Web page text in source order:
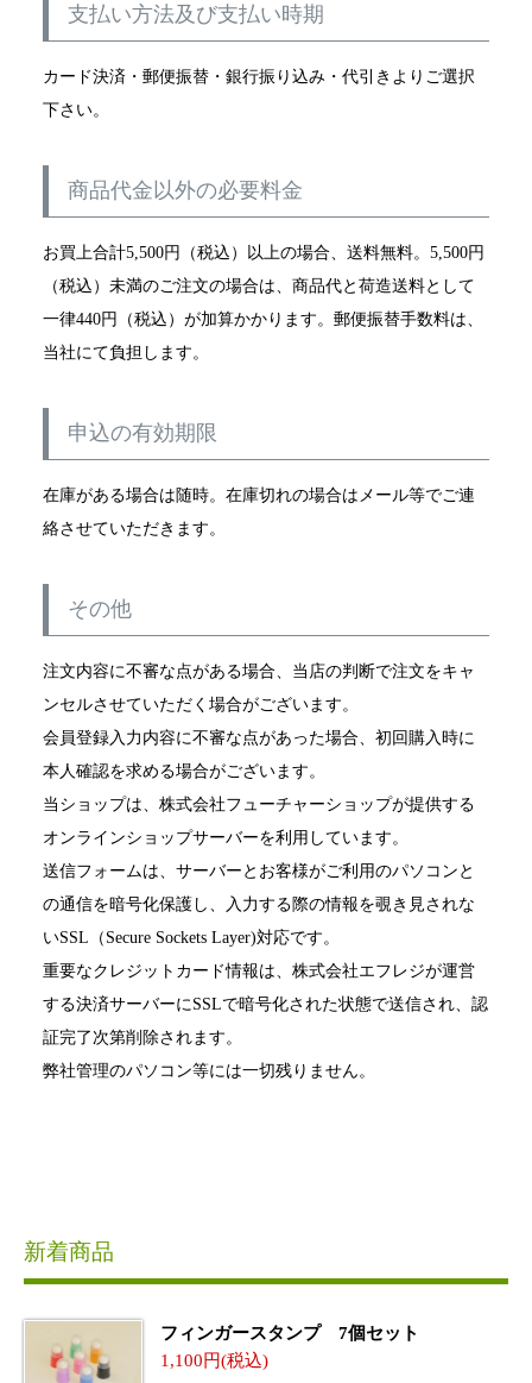
支払い方法及び支払い時期
カード決済・郵便振替・銀行振り込み・代引きよりご選択
下さい。
商品代金以外の必要料金
お買上合計5,500円（税込）以上の場合、送料無料。5,500円
（税込）未満のご注文の場合は、商品代と荷造送料として
一律440円（税込）が加算かかります。郵便振替手数料は、
当社にて負担します。
申込の有効期限
在庫がある場合は随時。在庫切れの場合はメール等でご連
絡させていただきます。
その他
注文内容に不審な点がある場合、当店の判断で注文をキャ
ンセルさせていただく場合がございます。
会員登録入力内容に不審な点があった場合、初回購入時に
本人確認を求める場合がございます。
当ショップは、株式会社フューチャーショップが提供する
オンラインショップサーバーを利用しています。
送信フォームは、サーバーとお客様がご利用のパソコンと
の通信を暗号化保護し、入力する際の情報を覗き見されな
いSSL（Secure Sockets Layer)対応です。
重要なクレジットカード情報は、株式会社エフレジが運営
する決済サーバーにSSLで暗号化された状態で送信され、認
証完了次第削除されます。
弊社管理のパソコン等には一切残りません。
新着商品
フィンガースタンプ 7個セット
1,100